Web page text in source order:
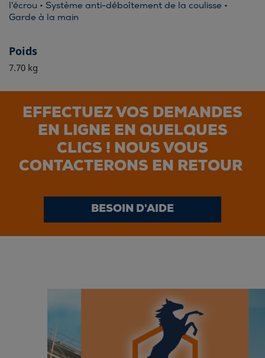
l'écrou • Système anti-déboîtement de la coulisse •
Garde à la main
Poids
7.70 kg
EFFECTUEZ VOS DEMANDES
EN LIGNE EN QUELQUES
CLICS ! NOUS VOUS
CONTACTERONS EN RETOUR
BESOIN D'AIDE